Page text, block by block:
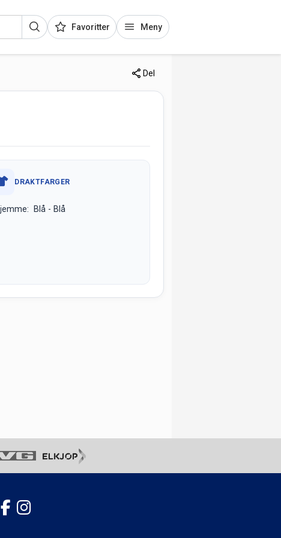
Favoritter Meny
Del
DRAKTFARGER
Blå - Blå